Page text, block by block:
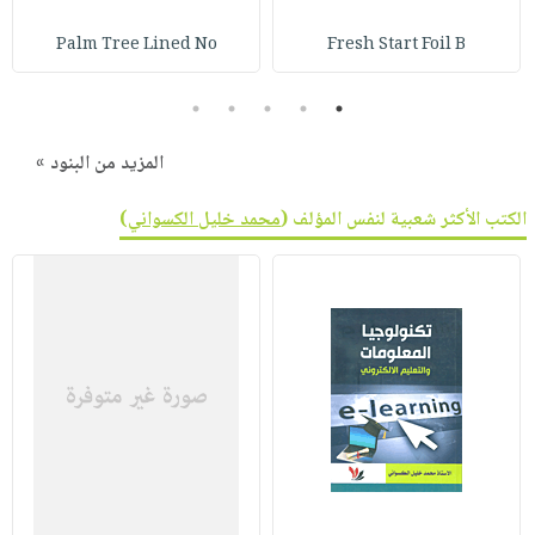
Fresh Start Foil B
Palm Tree Lined No
1
2
3
4
5
المزيد من البنود »
الكتب الأكثر شعبية لنفس المؤلف (محمد خليل الكسواني)